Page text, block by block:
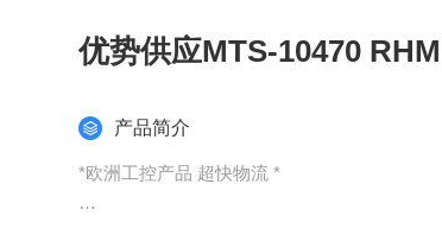
优势供应MTS-10470
产品简介
*欧洲工控产品 超快物流 *